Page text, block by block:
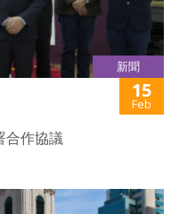
新聞
15
Feb
合作協議